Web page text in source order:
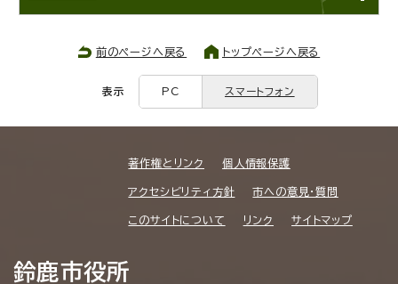
前のページへ戻る トップページへ戻る
表示 PC スマートフォン
著作権とリンク 個人情報保護
アクセシビリティ方針 市への意見・質問
このサイトについて リンク サイトマップ
鈴鹿市役所